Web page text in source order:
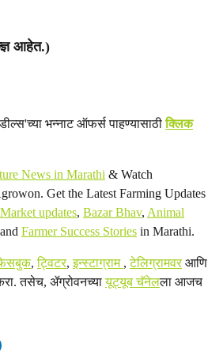
आहेत.)
भन्नाट ऑफर्स पाहण्यासाठीक्लिक
News in Marathi & Watch
Get the Latest Farming Updates
Market updates, Bazar Bhav, Animal
and Farmer Success Stories in Marathi.
,ट्विटर,इन्स्टाग्राम ,टेलिग्रामवरआणि
तसेच, ॲग्रोवनच्यायूट्यूब चॅनेलला आजच